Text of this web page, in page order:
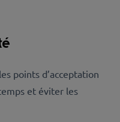
points d’acceptation
et éviter les